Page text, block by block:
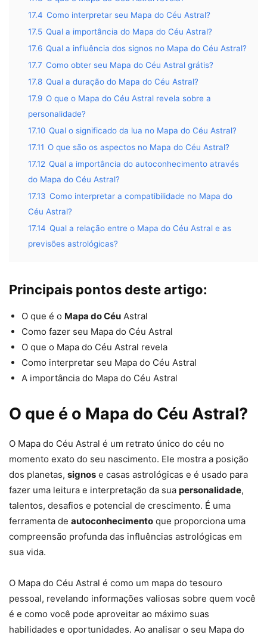
17.4 Como interpretar seu Mapa do Céu Astral?
17.5 Qual a importância do Mapa do Céu Astral?
17.6 Qual a influência dos signos no Mapa do Céu Astral?
17.7 Como obter seu Mapa do Céu Astral grátis?
17.8 Qual a duração do Mapa do Céu Astral?
17.9 O que o Mapa do Céu Astral revela sobre a
personalidade?
17.10 Qual o significado da lua no Mapa do Céu Astral?
17.11 O que são os aspectos no Mapa do Céu Astral?
17.12 Qual a importância do autoconhecimento através
do Mapa do Céu Astral?
17.13 Como interpretar a compatibilidade no Mapa do
Céu Astral?
17.14 Qual a relação entre o Mapa do Céu Astral e as
previsões astrológicas?
Principais pontos deste artigo:
O que é o Mapa do Céu Astral
Como fazer seu Mapa do Céu Astral
O que o Mapa do Céu Astral revela
Como interpretar seu Mapa do Céu Astral
A importância do Mapa do Céu Astral
O que é o Mapa do Céu Astral?
O Mapa do Céu Astral é um retrato único do céu no
momento exato do seu nascimento. Ele mostra a posição
dos planetas, signos e casas astrológicas e é usado para
fazer uma leitura e interpretação da sua personalidade,
talentos, desafios e potencial de crescimento. É uma
ferramenta de autoconhecimento que proporciona uma
compreensão profunda das influências astrológicas em
sua vida.
O Mapa do Céu Astral é como um mapa do tesouro
pessoal, revelando informações valiosas sobre quem você
é e como você pode aproveitar ao máximo suas
habilidades e oportunidades. Ao analisar o seu Mapa do